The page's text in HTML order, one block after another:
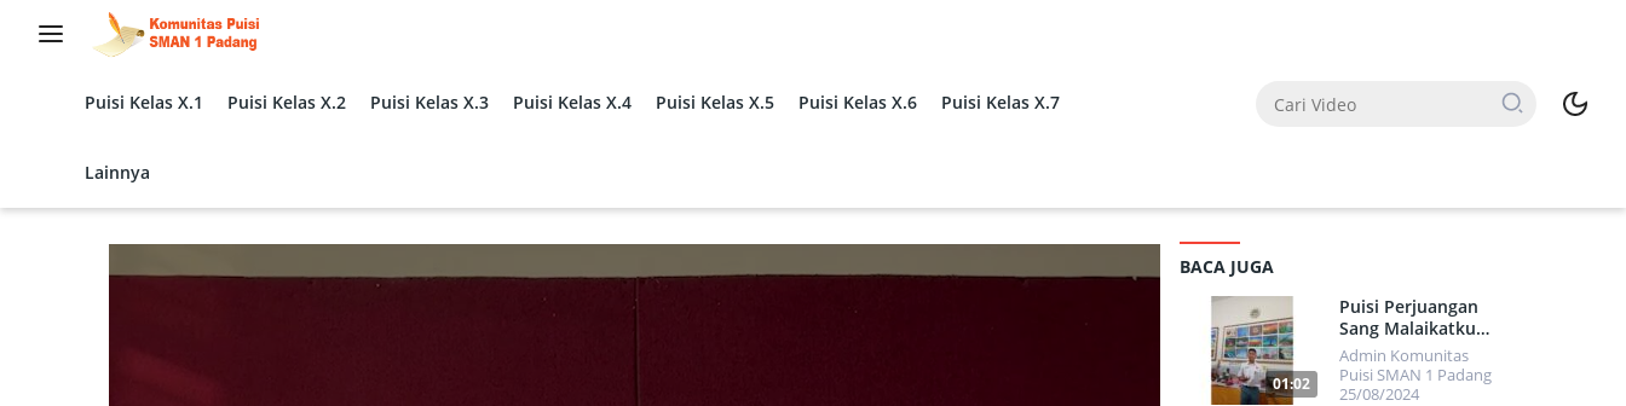
Puisi Kelas X.1
Puisi Kelas X.2 Puisi Kelas X.3 Puisi Kelas X.4 Puisi Kelas X.5 Puisi Kelas X.6 Puisi Kelas X.7
Lainnya
BACA JUGA
01:02
Puisi Perjuangan
Sang Malaikatku
Karya Herdi
Immanuel
Admin Komunitas
Puisi SMAN 1 Padang
25/08/2024